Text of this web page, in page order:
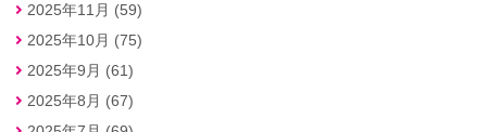
2025年11月 (59)
2025年10月 (75)
2025年9月 (61)
2025年8月 (67)